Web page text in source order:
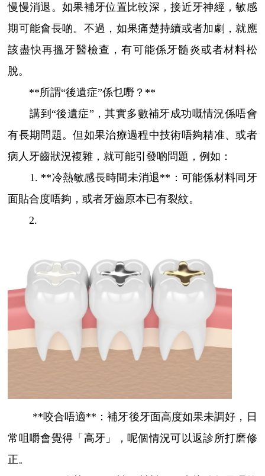
慢慢消退。如果補牙位置比較深，接近牙神經，敏感
期可能會長啲。不過，如果痛楚持續或者加劇，就應
該盡快再搵牙醫檢查，有可能係牙髓炎或者材料松
脫。
**所謂“後遺症”係乜嘢？**
講到“後遺症”，其實多數補牙成功嘅情況係唔會
有長期問題。但如果治療過程中技術唔夠精准、或者
病人牙齒狀況複雜，就可能引發啲問題，例如：
1. **冷熱敏感長時間未消退**：可能係材料同牙
面貼合度唔夠，或者牙齒原本已有裂紋。
2.
**咬合唔適**：補牙後牙面高度如果未調好，日
常咀嚼會覺得「高牙」，呢個情況可以返診所打磨修
正。